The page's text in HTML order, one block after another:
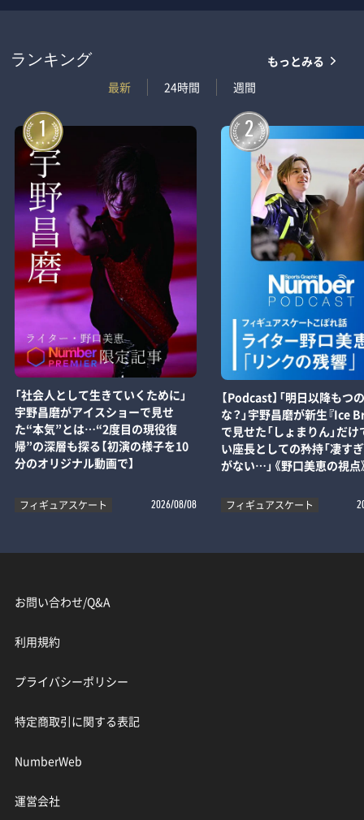
ランキング
最新
24時間 週間
もっとみる
1
「社会人として生きていくために」
宇野昌磨がアイスショーで見せ
た“本気”とは…“2度目の現役復
帰”の深層も探る【初演の様子を10
分のオリジナル動画で】
フィギュアスケート 2026/08/08
2
【Podcast】「明日以降もつ
な？」宇野昌磨が新生『Ice
で見せた「しょまりん」だ
い座長としての矜持「凄す
がない…」《野口美恵の視点
フィギュアスケート
お問い合わせ/Q&A
利用規約
プライバシーポリシー
特定商取引に関する表記
NumberWeb
運営会社